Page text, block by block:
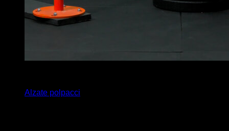
Alzate polpacci